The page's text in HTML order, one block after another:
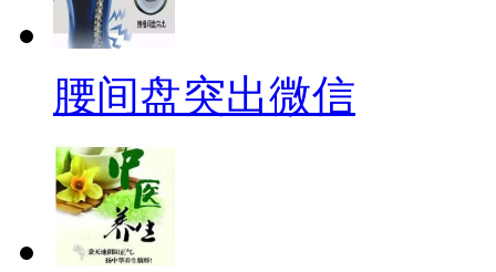
腰间盘突出微信